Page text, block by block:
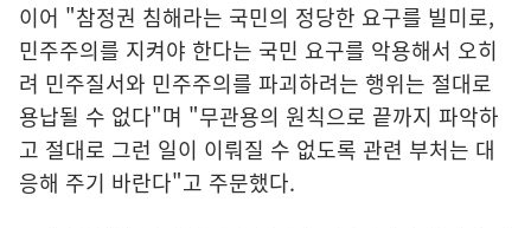
이어 "참정권 침해라는 국민의 정당한 요구를 빌미로,
민주주의를 지켜야 한다는 국민 요구를 악용해서 오히
려 민주질서와 민주주의를 파괴하려는 행위는 절대로
용납될 수 없다"며 "무관용의 원칙으로 끝까지 파악하
고 절대로 그런 일이 이뤄질 수 없도록 관련 부처는 대
응해 주기 바란다"고 주문했다.